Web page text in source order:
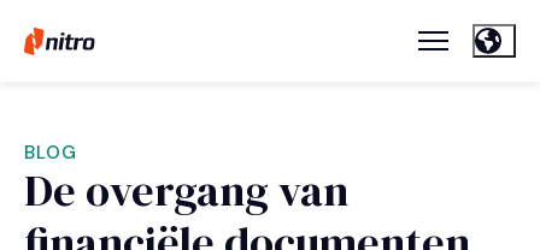
BLOG
De overgang van